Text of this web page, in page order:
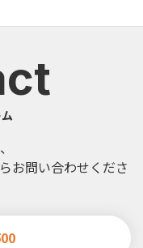
お問い合わせくださ